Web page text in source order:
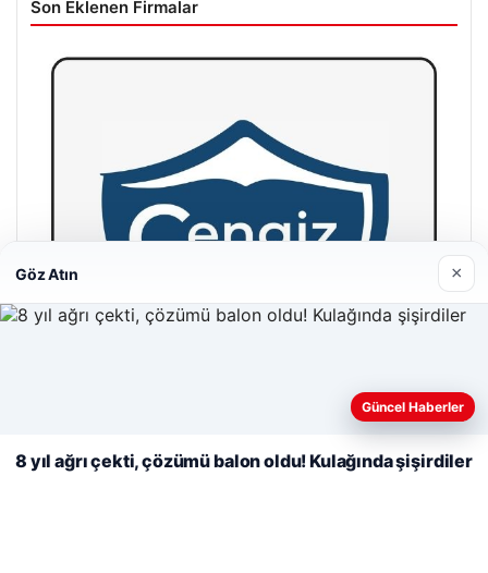
Son Eklenen Firmalar
deneyiminizi kişiselleştirmek ve geliştirmek amacıyla çerezler
Reddet Kabul Et
Göz Atın ×
Güncel Haberler
8 yıl ağrı çekti, çözümü balon oldu! Kulağında şişirdiler